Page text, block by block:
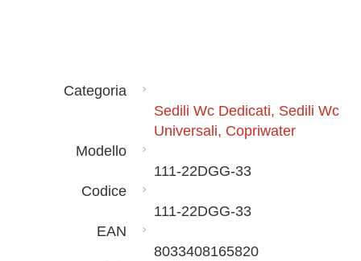
Categoria
Sedili Wc Dedicati, Sedili Wc
Universali, Copriwater
Modello
111-22DGG-33
Codice
111-22DGG-33
EAN
8033408165820